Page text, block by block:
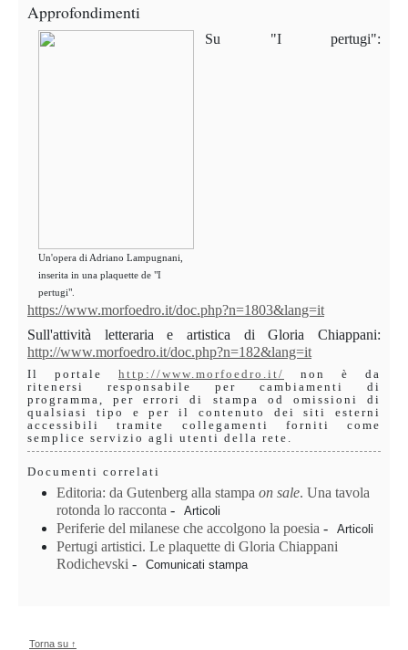
Approfondimenti
Un'opera di Adriano Lampugnani,
inserita in una plaquette de "I
pertugi".
Su "I pertugi":
https://www.morfoedro.it/doc.php?n=1803&lang=it
Sull'attività letteraria e artistica di Gloria Chiappani:
http://www.morfoedro.it/doc.php?n=182&lang=it
Il portale http://www.morfoedro.it/
non è da
ritenersi responsabile per cambiamenti di
programma, per errori di stampa od omissioni di
qualsiasi tipo e per il contenuto dei siti esterni
accessibili tramite collegamenti forniti come
semplice servizio agli utenti della rete.
Documenti correlati
Editoria: da Gutenberg alla stampa on sale. Una tavola
rotonda lo racconta - Articoli
Periferie del milanese che accolgono la poesia - Articoli
Pertugi artistici. Le plaquette di Gloria Chiappani
Rodichevski - Comunicati stampa
Torna su ↑